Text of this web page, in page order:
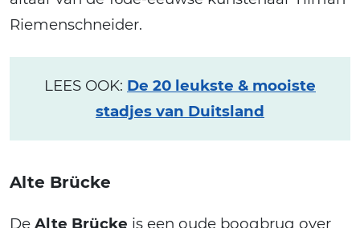
Riemenschneider.
LEES OOK: De 20 leukste & mooiste
stadjes van Duitsland
Alte Brücke
De Alte Brücke is een oude boogbrug over